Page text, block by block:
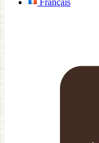
Français